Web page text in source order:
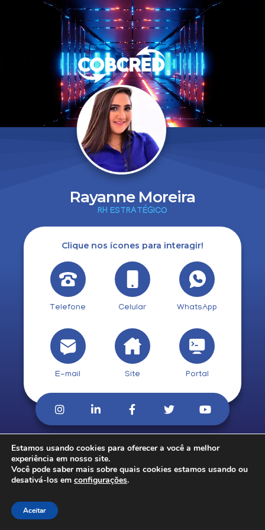
Rayanne Moreira
RH ESTRATÉGICO
Clique nos ícones para interagir!
Telefone Celular WhatsApp
E-mail Site Portal
© 2026. CobCred.
Estamos usando cookies para oferecer a você a melhor
experiência em nosso site.
Você pode saber mais sobre quais cookies estamos usando ou
desativá-los em configurações.
Aceitar